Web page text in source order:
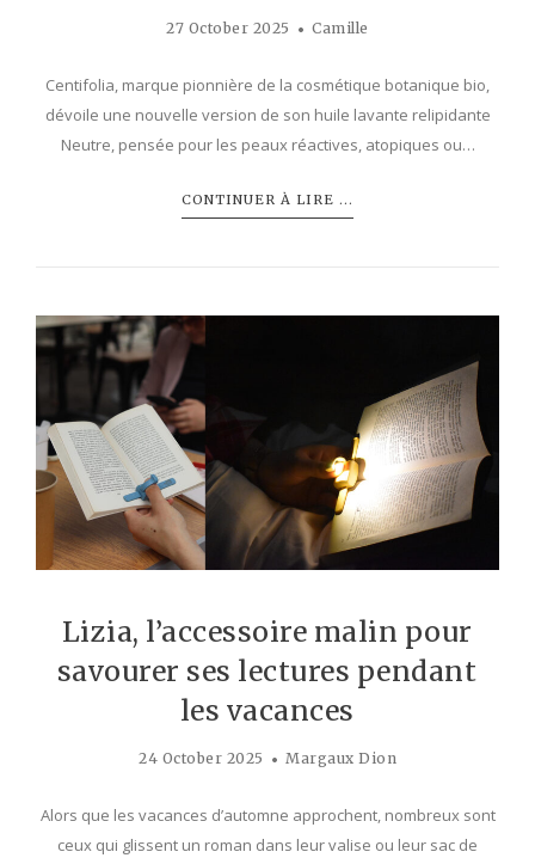
27 October 2025 Camille
Centifolia, marque pionnière de la cosmétique botanique bio,
dévoile une nouvelle version de son huile lavante relipidante
Neutre, pensée pour les peaux réactives, atopiques ou…
CONTINUER À LIRE ...
Lizia, l’accessoire malin pour
savourer ses lectures pendant
les vacances
24 October 2025 Margaux Dion
Alors que les vacances d’automne approchent, nombreux sont
ceux qui glissent un roman dans leur valise ou leur sac de